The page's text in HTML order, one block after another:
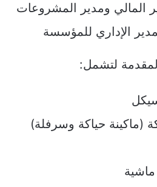
المالي ومدير المشروعات
الإداري للمؤسسة
لتشمل: